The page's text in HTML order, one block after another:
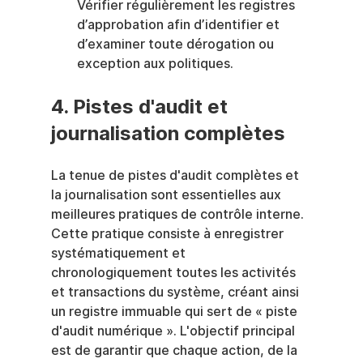
Vérifier régulièrement les registres
d’approbation afin d’identifier et
d’examiner toute dérogation ou
exception aux politiques.
4. Pistes d'audit et
journalisation complètes
La tenue de pistes d'audit complètes et
la journalisation sont essentielles aux
meilleures pratiques de contrôle interne.
Cette pratique consiste à enregistrer
systématiquement et
chronologiquement toutes les activités
et transactions du système, créant ainsi
un registre immuable qui sert de « piste
d'audit numérique ». L'objectif principal
est de garantir que chaque action, de la